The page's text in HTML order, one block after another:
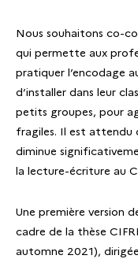
Nous souhaitons co-
qui permette aux
pratiquer l’encodage
d’installer dans leur
petits groupes, pour
fragiles. Il est attendu
diminue
la lecture-écriture au
Une première version
cadre de la thèse
automne 2021),